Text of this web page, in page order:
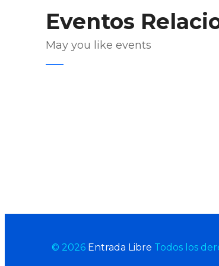
Eventos
May you like events
© 2026 Entrada Libre Todos los